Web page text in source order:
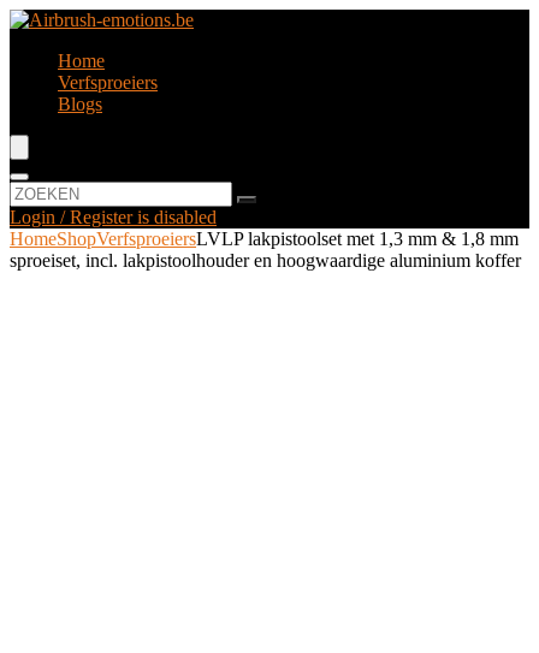
Home
Verfsproeiers
Blogs
Login / Register is disabled
HomeShopVerfsproeiersLVLP lakpistoolset met 1,3 mm & 1,8 mm
sproeiset, incl. lakpistoolhouder en hoogwaardige aluminium koffer